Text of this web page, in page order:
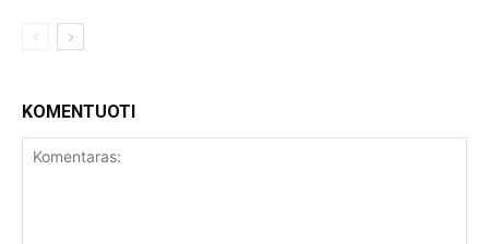
KOMENTUOTI